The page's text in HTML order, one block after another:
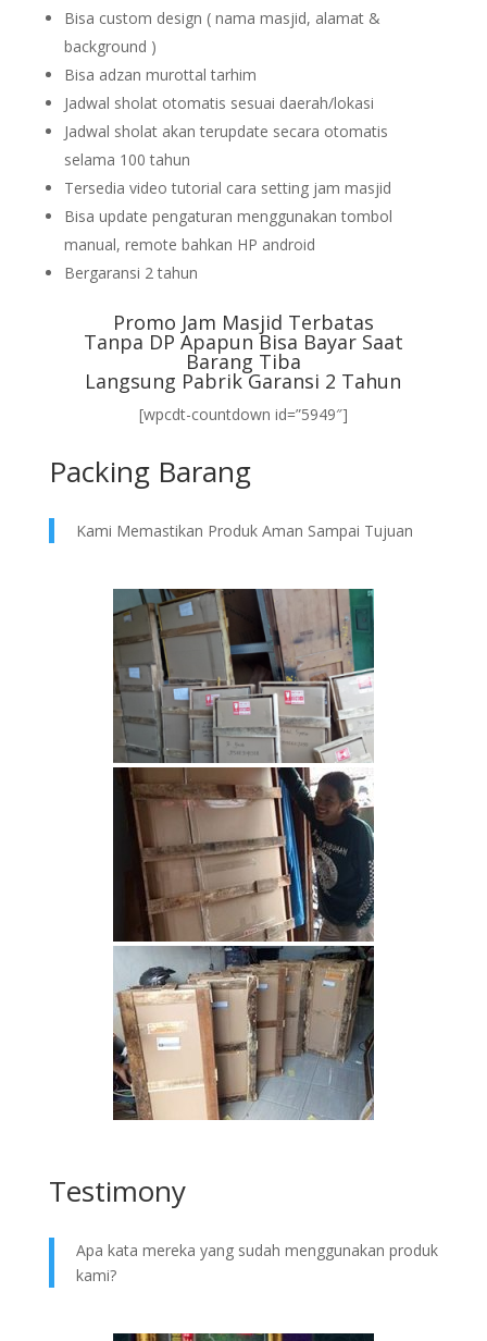
Bisa custom design ( nama masjid, alamat &
background )
Bisa adzan murottal tarhim
Jadwal sholat otomatis sesuai daerah/lokasi
Jadwal sholat akan terupdate secara otomatis
selama 100 tahun
Tersedia video tutorial cara setting jam masjid
Bisa update pengaturan menggunakan tombol
manual, remote bahkan HP android
Bergaransi 2 tahun
Promo Jam Masjid Terbatas
Tanpa DP Apapun Bisa Bayar Saat
Barang Tiba
Langsung Pabrik Garansi 2 Tahun
[wpcdt-countdown id=”5949″]
Packing Barang
Kami Memastikan Produk Aman Sampai Tujuan
Testimony
Apa kata mereka yang sudah menggunakan produk
kami?